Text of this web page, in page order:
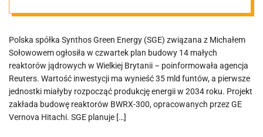
Wielkiej
Brytanii
Polska spółka Synthos Green Energy (SGE) związana z Michałem
Sołowowem ogłosiła w czwartek plan budowy 14 małych
reaktorów jądrowych w Wielkiej Brytanii – poinformowała agencja
Reuters. Wartość inwestycji ma wynieść 35 mld funtów, a pierwsze
jednostki miałyby rozpocząć produkcję energii w 2034 roku. Projekt
zakłada budowę reaktorów BWRX-300, opracowanych przez GE
Vernova Hitachi. SGE planuje […]